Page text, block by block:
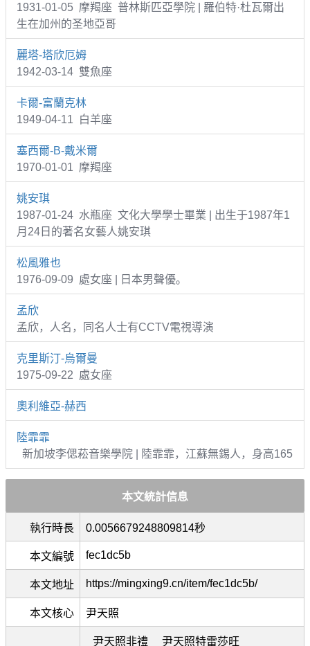
1931-01-05 摩羯座 普林斯匹亞學院 | 羅伯特·杜瓦爾出
生在加州的圣地亞哥
麗塔-塔欣厄姆
1942-03-14 雙魚座
卡爾-富蘭克林
1949-04-11 白羊座
塞西爾-B-戴米爾
1970-01-01 摩羯座
姚安琪
1987-01-24 水瓶座 文化大學學士畢業 | 出生于1987年1
月24日的著名女藝人姚安琪
松風雅也
1976-09-09 處女座 | 日本男聲優。
孟欣
孟欣，人名，同名人士有CCTV電視導演
克里斯汀-烏爾曼
1975-09-22 處女座
奧利維亞-赫西
陸霏霏
新加坡李偲菘音樂學院 | 陸霏霏，江蘇無錫人，身高165
本文統計信息
執行時長 0.0056679248809814秒
本文編號 fec1dc5b
本文地址 https://mingxing9.cn/item/fec1dc5b/
本文核心 尹天照
尹天照非禮 尹天照特雷莎旺